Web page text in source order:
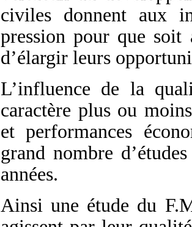
civiles donnent aux
pression pour que soit
d’élargir leurs
L’influence de la
caractère plus ou
et performances
grand nombre
années.
Ainsi une étude du